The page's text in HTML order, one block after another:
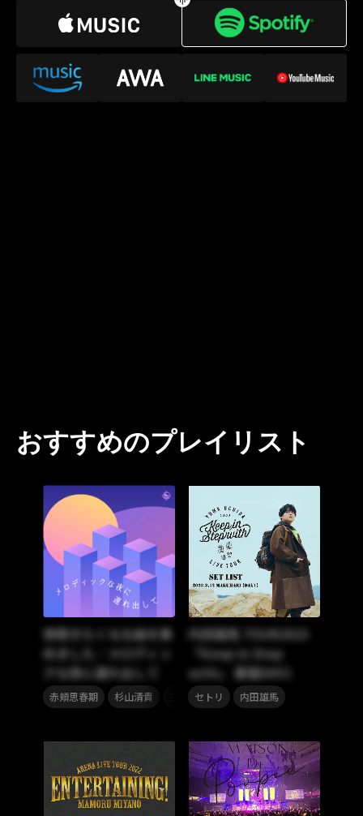
おすすめのプレイリスト
夜聴きたくなる曲を集
めました／メロディッ
クな夜に連れ出して
赤頬思春期 杉山清貴 玉井詩織 , ユッコ・ミラー
内田雄馬 TOUR2023
「Keep in Step
with」 幕張DAY1
セトリ 内田雄馬